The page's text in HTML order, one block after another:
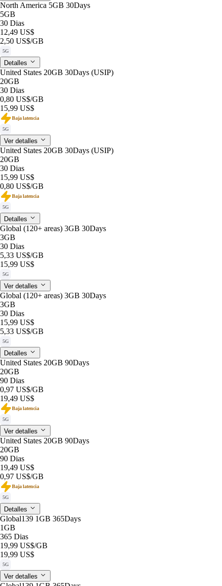
North America 5GB 30Days
5GB
30 Dias
12,49 US$
2,50 US$/GB
5G
Detalles
United States 20GB 30Days (USIP)
20GB
30 Dias
0,80 US$/GB
15,99 US$
Baja latencia
5G
Ver detalles
United States 20GB 30Days (USIP)
20GB
30 Dias
15,99 US$
0,80 US$/GB
Baja latencia
5G
Detalles
Global (120+ areas) 3GB 30Days
3GB
30 Dias
5,33 US$/GB
15,99 US$
5G
Ver detalles
Global (120+ areas) 3GB 30Days
3GB
30 Dias
15,99 US$
5,33 US$/GB
5G
Detalles
United States 20GB 90Days
20GB
90 Dias
0,97 US$/GB
19,49 US$
Baja latencia
5G
Ver detalles
United States 20GB 90Days
20GB
90 Dias
19,49 US$
0,97 US$/GB
Baja latencia
5G
Detalles
Global139 1GB 365Days
1GB
365 Dias
19,99 US$/GB
19,99 US$
5G
Ver detalles